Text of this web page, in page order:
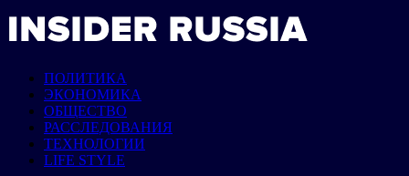
ПОЛИТИКА
ЭКОНОМИКА
ОБЩЕСТВО
РАССЛЕДОВАНИЯ
ТЕХНОЛОГИИ
LIFE STYLE